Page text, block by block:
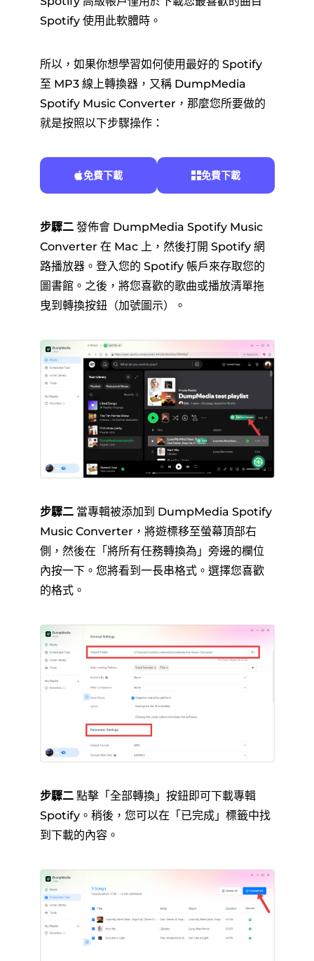
Spotify 使用此軟體時。
所以，如果你想學習如何使用最好的 Spotify
至 MP3 線上轉換器，又稱 DumpMedia
Spotify Music Converter，那麼您所要做的
就是按照以下步驟操作：
免費下載 免費下載
步驟二發佈會 DumpMedia Spotify Music
Converter 在 Mac 上，然後打開 Spotify 網
路播放器。登入您的 Spotify 帳戶來存取您的
圖書館。之後，將您喜歡的歌曲或播放清單拖
曳到轉換按鈕（加號圖示）。
步驟二當專輯被添加到 DumpMedia Spotify
Music Converter，將遊標移至螢幕頂部右
側，然後在「將所有任務轉換為」旁邊的欄位
內按一下。您將看到一長串格式。選擇您喜歡
的格式。
步驟二點擊「全部轉換」按鈕即可下載專輯
Spotify。稍後，您可以在「已完成」標籤中找
到下載的內容。